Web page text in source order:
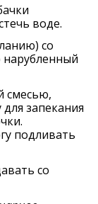
воде.
со
смесью,
запекания
подливать
со